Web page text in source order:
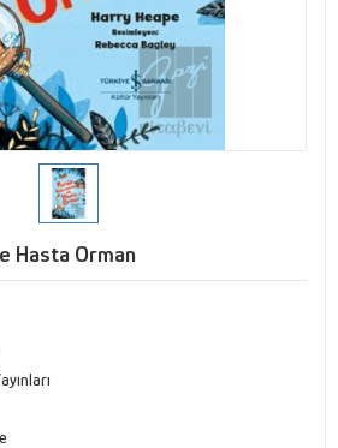
Hasta Orman